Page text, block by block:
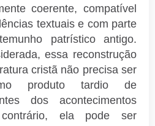
coerente, compatível
textuais e com parte
patrístico antigo.
essa reconstrução
cristã não precisa ser
produto tardio de
dos acontecimentos
ela pode ser